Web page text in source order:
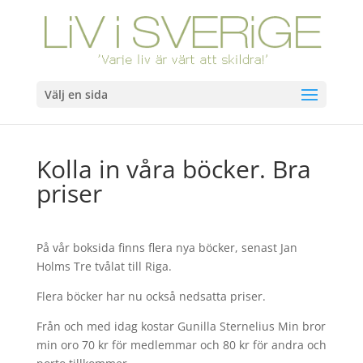
Välj en sida
Kolla in våra böcker. Bra
priser
På vår boksida finns flera nya böcker, senast Jan
Holms Tre tvålat till Riga.
Flera böcker har nu också nedsatta priser.
Från och med idag kostar Gunilla Sternelius Min bror
min oro 70 kr för medlemmar och 80 kr för andra och